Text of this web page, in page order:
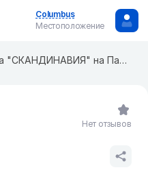
Columbus
Местоположение
Клиника "СКАНДИНАВИЯ" на Парадной
Нет отзывов